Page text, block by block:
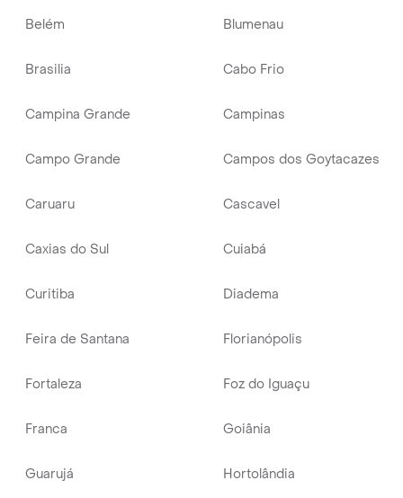
Belém Blumenau
Brasilia Cabo Frio
Campina Grande Campinas
Campo Grande Campos dos Goytacazes
Caruaru Cascavel
Caxias do Sul Cuiabá
Curitiba Diadema
Feira de Santana Florianópolis
Fortaleza Foz do Iguaçu
Franca Goiânia
Guarujá Hortolândia